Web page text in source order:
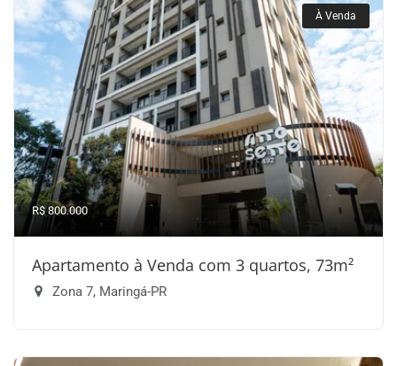
À Venda
R$ 800.000
Apartamento à Venda com 3 quartos, 73m²
Zona 7, Maringá-PR